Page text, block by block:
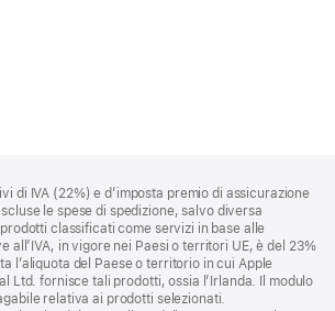
di IVA (22%) e d’imposta premio di assicurazione
le spese di spedizione, salvo diversa
prodotti classificati come servizi in base alle
all’IVA, in vigore nei Paesi o territori UE, è del 23%
l’aliquota del Paese o territorio in cui Apple
Ltd. fornisce tali prodotti, ossia l’Irlanda. Il modulo
relativa ai prodotti selezionati.